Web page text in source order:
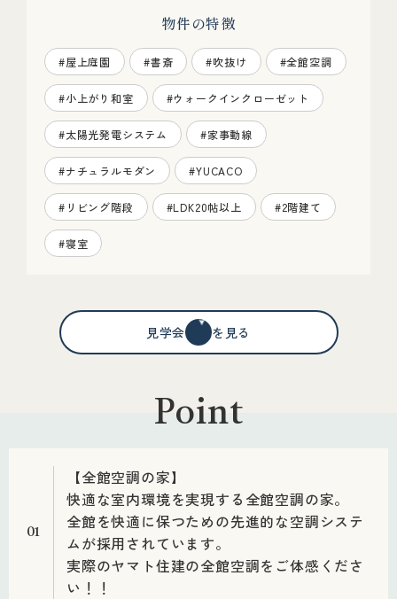
物件の特徴
#屋上庭園 #書斎 #吹抜け #全館空調
#小上がり和室 #ウォークインクローゼット
#太陽光発電システム #家事動線
#ナチュラルモダン #YUCACO
#リビング階段 #LDK20帖以上 #2階建て
#寝室
見学会情報を見る
Point
01
【全館空調の家】
快適な室内環境を実現する全館空調の家。
全館を快適に保つための先進的な空調システ
ムが採用されています。
実際のヤマト住建の全館空調をご体感くださ
い！！